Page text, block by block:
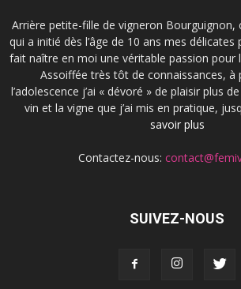
Arrière petite-fille de vigneron Bourguignon,
qui a initié dès l’âge de 10 ans mes
fait naître en moi une véritable passion pour
Assoiffée très tôt de connaissances, à
l’adolescence j’ai « dévoré » de plaisir plus
vin et la vigne que j’ai mis en pratique,
savoir plus
Contactez-nous:
SUIVEZ-NOUS